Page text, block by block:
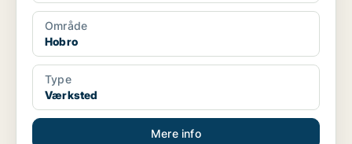
Område
Hobro
Type
Værksted
Mere info